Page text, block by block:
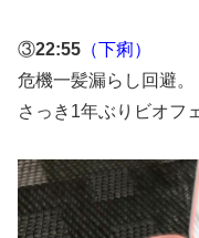
③22:55 （下痢）
危機一髪漏らし回避。
さっき1年ぶりビオフ